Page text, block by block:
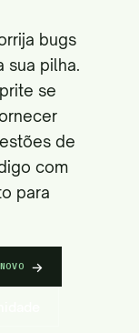
bugs
sua pilha.
se
de
com
para
NOVO →